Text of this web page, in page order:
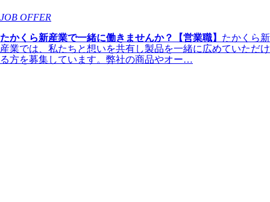
JOB OFFER
たかくら新産業で一緒に働きませんか？【営業職】 たかくら新
産業では、私たちと想いを共有し製品を一緒に広めていただけ
る方を募集しています。弊社の商品やオー…